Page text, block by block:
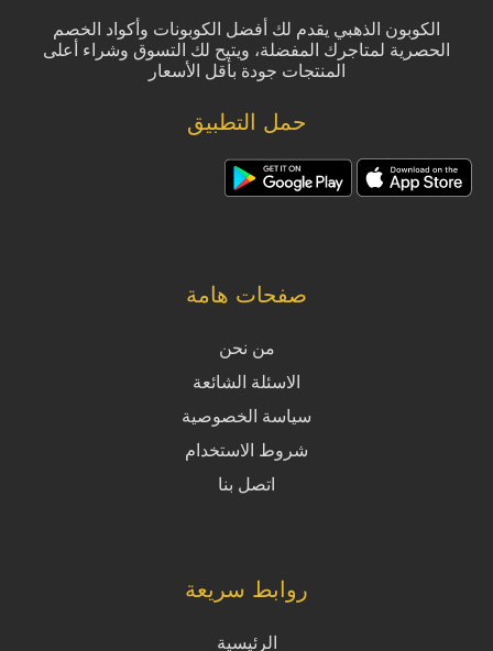
الكوبون الذهبي يقدم لك أفضل الكوبونات وأكواد الخصم
الحصرية لمتاجرك المفضلة، ويتيح لك التسوق وشراء أعلى
المنتجات جودة بأقل الأسعار
حمل التطبيق
صفحات هامة
من نحن
الاسئلة الشائعة
سياسة الخصوصية
شروط الاستخدام
اتصل بنا
روابط سريعة
الرئيسية